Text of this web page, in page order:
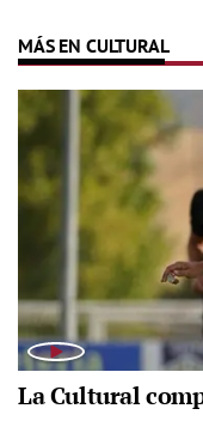
MÁS EN CULTURAL
La Cultural